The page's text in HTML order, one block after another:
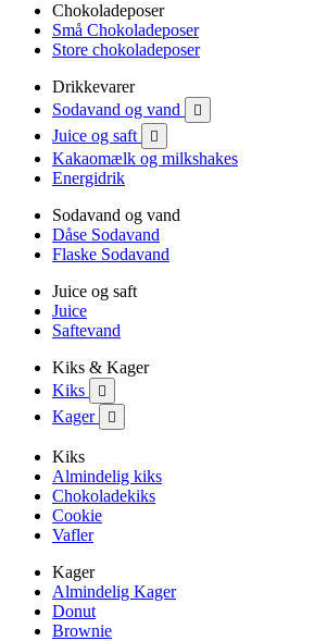
Chokoladeposer
Små Chokoladeposer
Store chokoladeposer
Drikkevarer
Sodavand og vand

Juice og saft 
Kakaomælk og milkshakes
Energidrik
Sodavand og vand
Dåse Sodavand
Flaske Sodavand
Juice og saft
Juice
Saftevand
Kiks & Kager
Kiks

Kager 
Kiks
Almindelig kiks
Chokoladekiks
Cookie
Vafler
Kager
Almindelig Kager
Donut
Brownie